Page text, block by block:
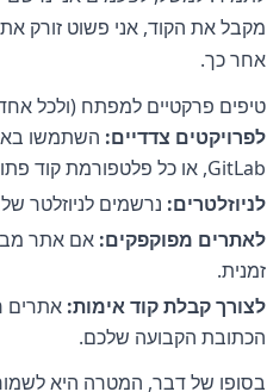
מקבל את הקוד, אני פשוט זורק
אחר כך.
טיפים פרקטיים למפתח (ולכל
לפרויקטים צדדיים:
GitLab, או כל פלטפורמת קוד פתוח אחרת.
לניוזלטרים: נרשמים לניוזלטר
לאתרים מפוקפקים: אם אתר
זמנית.
לצורך קבלת קוד אימות: אתרים
הכתובת הקבועה שלכם.
בסופו של דבר, המטרה היא